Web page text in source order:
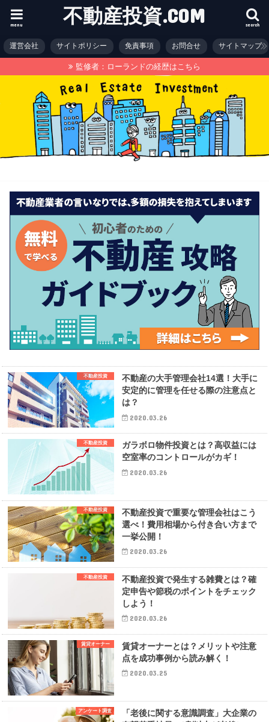
不動産投資.COM search
menu
運営会社 サイトポリシー 免責事項 お問合せ サイトマップ
監修者：ローランドの経歴はこちら
不動産投資
不動産の大手管理会社14選！大手に
安定的に管理を任せる際の注意点と
は？
2020.03.26
不動産投資
ガラボロ物件投資とは？高収益には
空室率のコントロールがカギ！
2020.03.26
不動産投資
不動産投資で重要な管理会社はこう
選べ！費用相場から付き合い方まで
一挙公開！
2020.03.26
不動産投資
不動産投資で発生する雑費とは？確
定申告や節税のポイントをチェック
しよう！
2020.03.26
賃貸オーナー
賃貸オーナーとは？メリットや注意
点を成功事例から読み解く！
2020.03.25
アンケート調査
「老後に関する意識調査」大企業の